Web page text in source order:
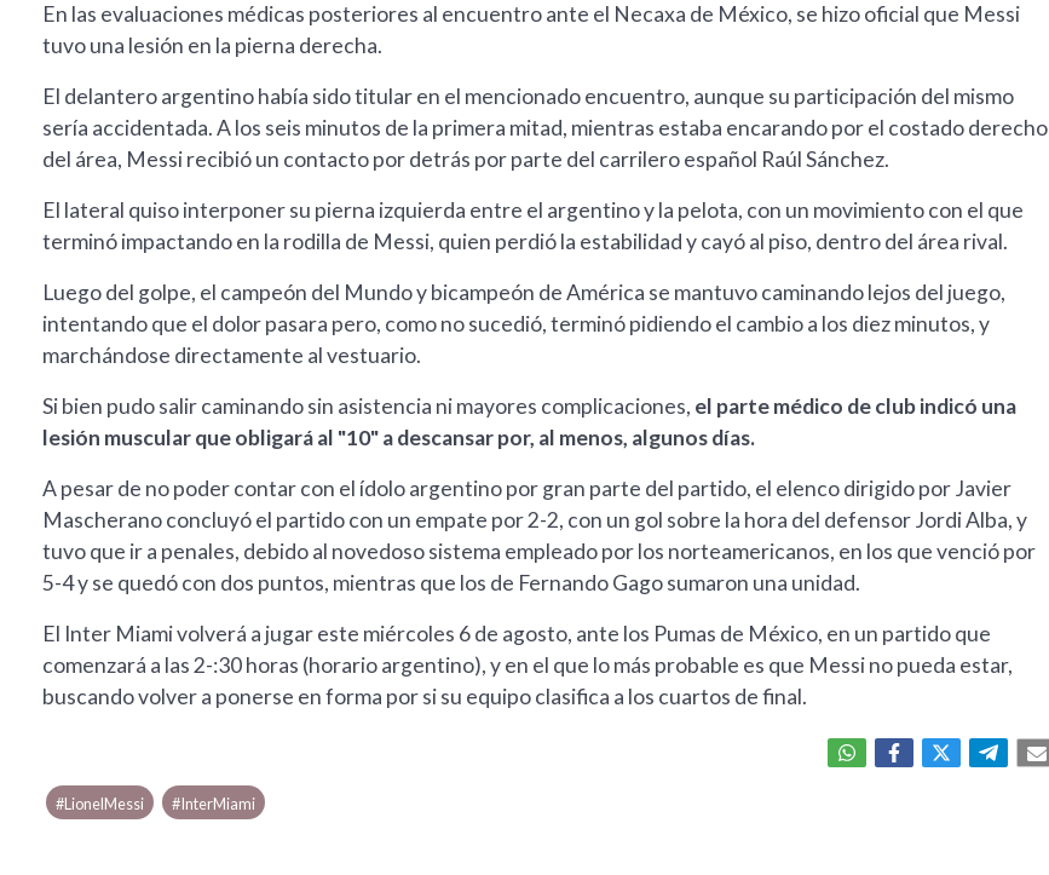
En las evaluaciones médicas posteriores al encuentro ante el Necaxa de México, se hizo oficial que Messi
tuvo una lesión en la pierna derecha.
El delantero argentino había sido titular en el mencionado encuentro, aunque su participación del mismo
sería accidentada. A los seis minutos de la primera mitad, mientras estaba encarando por el costado derecho
del área, Messi recibió un contacto por detrás por parte del carrilero español Raúl Sánchez.
El lateral quiso interponer su pierna izquierda entre el argentino y la pelota, con un movimiento con el que
terminó impactando en la rodilla de Messi, quien perdió la estabilidad y cayó al piso, dentro del área rival.
Luego del golpe, el campeón del Mundo y bicampeón de América se mantuvo caminando lejos del juego,
intentando que el dolor pasara pero, como no sucedió, terminó pidiendo el cambio a los diez minutos, y
marchándose directamente al vestuario.
Si bien pudo salir caminando sin asistencia ni mayores complicaciones, el parte médico de club indicó una
lesión muscular que obligará al "10" a descansar por, al menos, algunos días.
A pesar de no poder contar con el ídolo argentino por gran parte del partido, el elenco dirigido por Javier
Mascherano concluyó el partido con un empate por 2-2, con un gol sobre la hora del defensor Jordi Alba, y
tuvo que ir a penales, debido al novedoso sistema empleado por los norteamericanos, en los que venció por
5-4 y se quedó con dos puntos, mientras que los de Fernando Gago sumaron una unidad.
El Inter Miami volverá a jugar este miércoles 6 de agosto, ante los Pumas de México, en un partido que
comenzará a las 2-:30 horas (horario argentino), y en el que lo más probable es que Messi no pueda estar,
buscando volver a ponerse en forma por si su equipo clasifica a los cuartos de final.
#LionelMessi #InterMiami